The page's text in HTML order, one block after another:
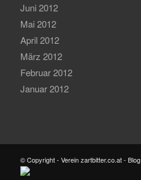
Juni 2012
Mai 2012
April 2012
März 2012
Februar 2012
Januar 2012
© Copyright - Verein zartbitter.co.at - Blog